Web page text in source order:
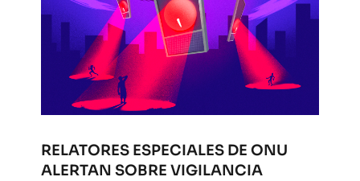
RELATORES ESPECIALES DE ONU
ALERTAN SOBRE VIGILANCIA